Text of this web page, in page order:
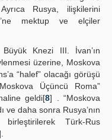
Rusya, ilişkilerini
mektup ve elçiler
Knezi III. İvan’ın
üzerine, Moskova
“halef” olacağı görüşü
Üçüncü Roma”
geldi[8] . “Moskova
ve daha sonra Rusya’nın
Türk-Rus